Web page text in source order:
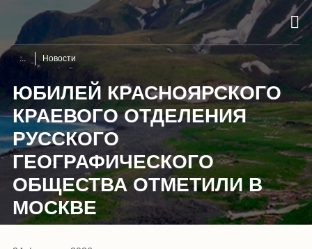
Новости
ЮБИЛЕЙ КРАСНОЯРСКОГО
КРАЕВОГО ОТДЕЛЕНИЯ
РУССКОГО
ГЕОГРАФИЧЕСКОГО
ОБЩЕСТВА ОТМЕТИЛИ В
МОСКВЕ